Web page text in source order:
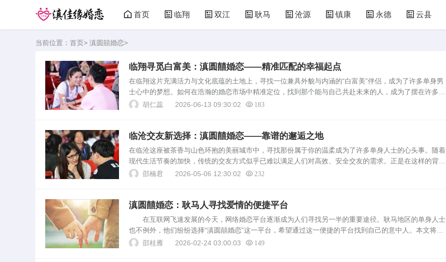
首页 临翔 双江 耿马 沧源 镇康 永德 云县
当前位置： 首页> 滇圆囍婚恋>
临翔寻觅白富美：滇圆囍婚恋——精准匹配的幸福起点
在临翔这片充满活力与文化底蕴的土地上，寻找一位兼具外貌与内涵的“白富美”伴侣，成为了许多单身男
士心中的梦想。如何在浩瀚的婚恋市场中精准定位，找到那个能与自己共赴未来的人，成为了摆在许多人
心头的一道难题。近年来，随着网络婚恋服务的兴起，滇圆囍婚恋以其专业的匹配服务、真实的用户群体
胡仁蕊 2026-06-13 09:30:02 183
临沧交友新选择：滇圆囍婚恋——靠谱的邂逅之地
在临沧这座被茶香与山色环抱的美丽城市中，寻找那份属于你的温柔成为了许多单身人士的心头事。随着
现代生活节奏的加快，传统的交友方式似乎已难以满足人们对高效、安全交友的需求。正是在这样的背景
下，“滇圆囍婚恋”应运而生，它不仅是一个平台，更像是一座连接心与心的桥梁，为临沧的单身男女提供
邵楠君 2026-05-06 12:30:02 232
滇圆囍婚恋：耿马人寻找爱情的便捷平台
在互联网飞速发展的今天，网络婚恋平台逐渐成为人们寻找另一半的重要途径。耿马地区的单身人士
也不例外，他们纷纷选择“滇圆囍婚恋”这一平台，希望通过这一便捷的平台找到自己的意中人。本文将详
细介绍“滇圆囍婚恋”平台的特色服务、用户群体及使用效果等，帮助更多人了解并使用这一平台。滇圆囍
邵桂雁 2026-02-24 03:00:03 149